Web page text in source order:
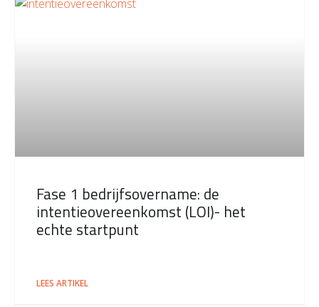
Fase 1 bedrijfsovername: de
intentieovereenkomst (LOI)- het
echte startpunt
LEES ARTIKEL